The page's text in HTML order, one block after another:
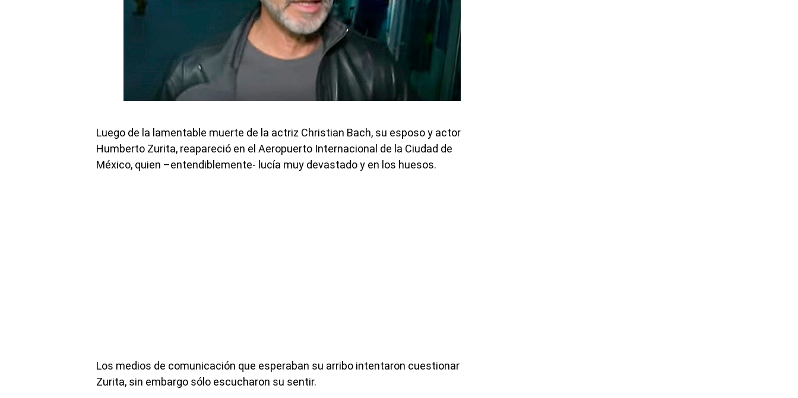
Luego de la lamentable muerte de la actriz Christian Bach, su esposo y actor
Humberto Zurita, reapareció en el Aeropuerto Internacional de la Ciudad de
México, quien –entendiblemente- lucía muy devastado y en los huesos.
Los medios de comunicación que esperaban su arribo intentaron cuestionar
Zurita, sin embargo sólo escucharon su sentir.